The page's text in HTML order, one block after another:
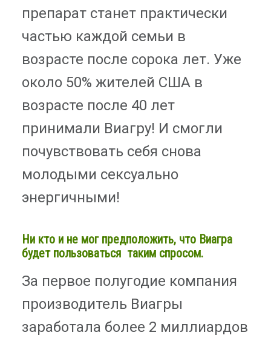
препарат станет практически
частью каждой семьи в
возрасте после сорока лет. Уже
около 50% жителей США в
возрасте после 40 лет
принимали Виагру! И смогли
почувствовать себя снова
молодыми сексуально
энергичными!
Ни кто и не мог предположить, что Виагра
будет пользоваться таким спросом.
За первое полугодие компания
производитель Виагры
заработала более 2 миллиардов